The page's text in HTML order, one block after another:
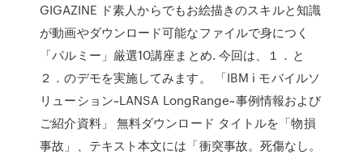
GIGAZINE ド素人からでもお絵描きのスキルと知識
が動画やダウンロード可能なファイルで身につく
「パルミー」厳選10講座まとめ. 今回は、１．と
２．のデモを実施してみます。 「IBM i モバイルソ
リューション~LANSA LongRange~事例情報および
ご紹介資料」 無料ダウンロード タイトルを「物損
事故」、テキスト本文には「衝突事故。死傷なし。